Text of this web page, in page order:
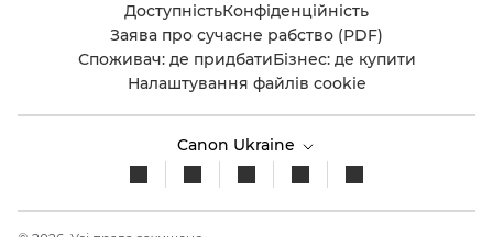
ДоступністьКонфіденційність
Заява про сучасне рабство (PDF)
Споживач: де придбатиБізнес: де купити
Налаштування файлів cookie
Canon Ukraine